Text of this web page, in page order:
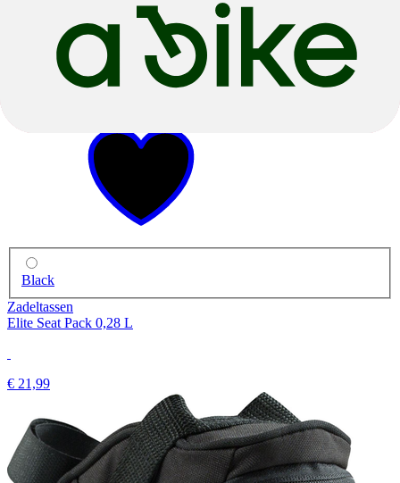
Black
Zadeltassen
Elite Seat Pack 0,28 L
€ 21,99